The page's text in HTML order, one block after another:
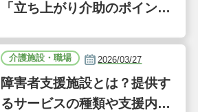
「立ち上がり介助のポイン
（41）
介護施設・職場 2026/03/27
障害者支援施設とは？提供す
るサービスの種類や支援内容